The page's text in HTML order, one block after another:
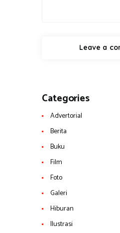
Categories
Advertorial
Berita
Buku
Film
Foto
Galeri
Hiburan
Ilustrasi